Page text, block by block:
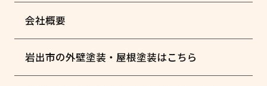
会社概要
岩出市の外壁塗装・屋根塗装はこちら